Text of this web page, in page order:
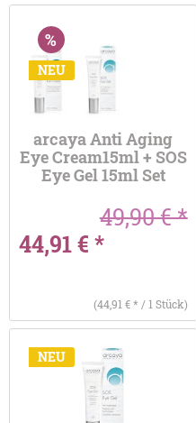
NEU
arcaya Anti Aging
Eye Cream15ml + SOS
Eye Gel 15ml Set
49,90 € *
44,91 € *
(44,91 € * / 1 Stück)
NEU